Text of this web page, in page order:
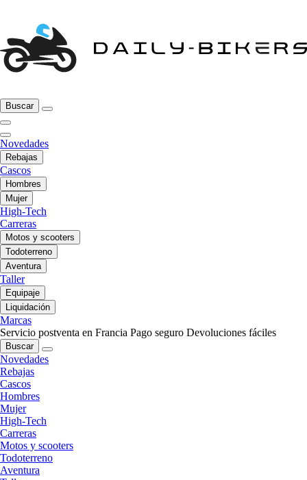
Buscar
Novedades
Rebajas
Cascos
Hombres
Mujer
High-Tech
Carreras
Motos y scooters
Todoterreno
Aventura
Taller
Equipaje
Liquidación
Marcas
Servicio postventa en Francia Pago seguro Devoluciones fáciles
Buscar
Novedades
Rebajas
Cascos
Hombres
Mujer
High-Tech
Carreras
Motos y scooters
Todoterreno
Aventura